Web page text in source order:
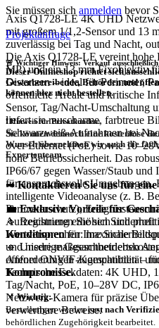
Axis Q1728-LE 4K UHD
mit großem 1/1,2-Sensor und 13
zuverlässig bei Tag und Nacht,
Die Axis Q1728-LE vereint
MP) und ein 13 mm Fixobjektiv
Distanzen – ideal für Perimeter,
öffentliche Areale und kritische
Sensor, Tag/Nacht-Umschaltung
liefert sie rauscharme, farbtreue
Schwarzweiß-Aufnahmen bei
over Ethernet (PoE) sowie
hohe Betriebssicherheit. Das
IP66/67 gegen Wasser/Staub
für anspruchsvolle
intelligente Videoanalyse (z. B.
Perimeterschutz),
Aufzeichnung erhöhen
Wertversprechen: maximale
und niedrige
offener ONVIF-Kompatibilität
Technische Eckdaten: 4K UHD,
Tag/Nacht, PoE, 10–28V DC,
Netzwerk-Kamera für präzise
verwertbare Beweise.
Sie müssen sich anmelden bevor
Projektanfrage
🚨 Wichtiger Hinweis: Verkauf
Dieser Onlineshop richtet sich
Gewerbetreibende, Behörden und
können hier nicht bestellen.
❗Hinweis für Privatkunden:
Sie können dennoch einekostenlose
Wunsch übernehmen wir auch die
Expertenteam.
➡Kontaktieren Sie uns für
💼Exklusive Vorteile für
🔹 Registrieren Sie sich und
Konditionenfür Ihre
🔹 Unsere maßgeschneiderten
Anforderungen zugeschnitten –
Kompromisse.
📌Wichtig:
Bestellungen werdenerst nach
behördlichen Zugehörigkeit bearbeitet.